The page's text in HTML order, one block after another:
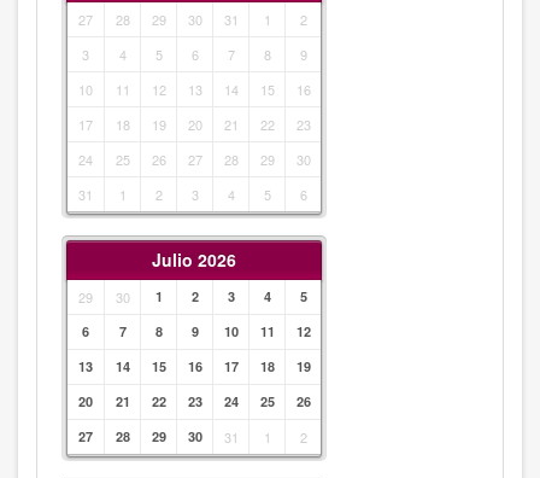
27 28 29 30 31 1
2
3
4 5 6 7 8
9
10
11 12 13 14 15
16
17
18 19 20 21 22
23
24
25 26 27 28 29
30
31
1 2 3 4 5 6
Julio 2026
29 30 1 2 3 4
5
6
7 8 9 10 11
12
13
14 15 16 17 18
19
20
21 22 23 24 25
26
27
28 29 30 31 1 2